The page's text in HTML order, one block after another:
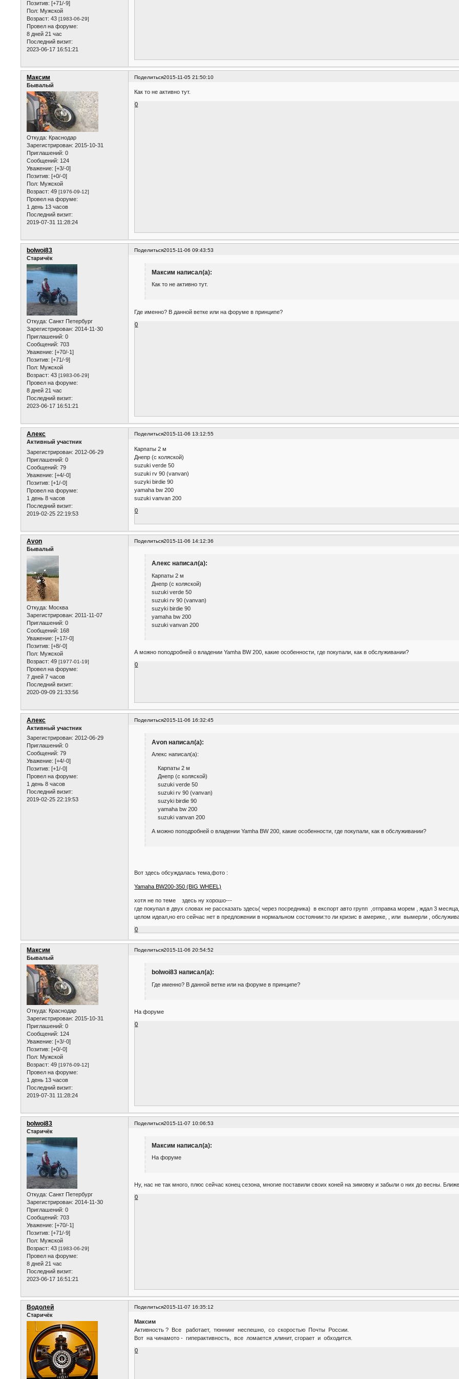
Позитив: [+71/-9]
Пол: Мужской
Возраст: 43[1983-06-29]
Провел на форуме:
8 дней 21 час
Последний визит:
2023-06-17 16:51:21
Поделиться2015-11-05 21:50:10
Максим
Бывалый
Откуда: Краснодар
Зарегистрирован: 2015-10-31
Приглашений: 0
Сообщений: 124
Уважение: [+3/-0]
Позитив: [+0/-0]
Пол: Мужской
Возраст: 49[1976-09-12]
Провел на форуме:
1 день 13 часов
Последний визит:
2019-07-31 11:28:24
Как то не активно тут.
0
Поделиться2015-11-06 09:43:53
bolwoi83
Старичёк
Откуда: Санкт Петербург
Зарегистрирован: 2014-11-30
Приглашений: 0
Сообщений: 703
Уважение: [+70/-1]
Позитив: [+71/-9]
Пол: Мужской
Возраст: 43[1983-06-29]
Провел на форуме:
8 дней 21 час
Последний визит:
2023-06-17 16:51:21
Максим написал(а):
Как то не активно тут.
Где именно? В данной ветке или на форуме в принципе?
0
Поделиться2015-11-06 13:12:55
Алекс
Активный участник
Зарегистрирован: 2012-06-29
Приглашений: 0
Сообщений: 79
Уважение: [+4/-0]
Позитив: [+1/-0]
Провел на форуме:
1 день 8 часов
Последний визит:
2019-02-25 22:19:53
Карпаты 2 м
Днепр (с коляской)
suzuki verde 50
suzuki rv 90 (vanvan)
suzyki birdie 90
yamaha bw 200
suzuki vanvan 200
0
Поделиться2015-11-06 14:12:36
Avon
Бывалый
Откуда: Москва
Зарегистрирован: 2011-11-07
Приглашений: 0
Сообщений: 168
Уважение: [+17/-0]
Позитив: [+8/-0]
Пол: Мужской
Возраст: 49[1977-01-19]
Провел на форуме:
7 дней 7 часов
Последний визит:
2020-09-09 21:33:56
Алекс написал(а):
Карпаты 2 м
Днепр (с коляской)
suzuki verde 50
suzuki rv 90 (vanvan)
suzyki birdie 90
yamaha bw 200
suzuki vanvan 200
А можно поподробней о владении Yamha BW 200, какие особенности, где покупали, как в обслуживании?
0
Поделиться2015-11-06 16:32:45
Алекс
Активный участник
Зарегистрирован: 2012-06-29
Приглашений: 0
Сообщений: 79
Уважение: [+4/-0]
Позитив: [+1/-0]
Провел на форуме:
1 день 8 часов
Последний визит:
2019-02-25 22:19:53
Avon написал(а):
Алекс написал(а):
Карпаты 2 м
Днепр (с коляской)
suzuki verde 50
suzuki rv 90 (vanvan)
suzyki birdie 90
yamaha bw 200
suzuki vanvan 200
А можно поподробней о владении Yamha BW 200, какие особенности, где покупали, как в обслуживании?
Вот здесь обсуждалась тема,фото :
Yamaha BW200-350 (BIG WHEEL)
хотя не по теме здесь ну хорошо---
где покупал в двух словах не рассказать здесь( через посредника) в експорт авто групп ,отправка морем , ждал 3
целом идеал,но его сейчас нет в предложении в нормальном состоянии:то ли кризис в америке, , или вымерли ,
0
Поделиться2015-11-06 20:54:52
Максим
Бывалый
Откуда: Краснодар
Зарегистрирован: 2015-10-31
Приглашений: 0
Сообщений: 124
Уважение: [+3/-0]
Позитив: [+0/-0]
Пол: Мужской
Возраст: 49[1976-09-12]
Провел на форуме:
1 день 13 часов
Последний визит:
2019-07-31 11:28:24
bolwoi83 написал(а):
Где именно? В данной ветке или на форуме в принципе?
На форуме
0
Поделиться2015-11-07 10:06:53
bolwoi83
Старичёк
Откуда: Санкт Петербург
Зарегистрирован: 2014-11-30
Приглашений: 0
Сообщений: 703
Уважение: [+70/-1]
Позитив: [+71/-9]
Пол: Мужской
Возраст: 43[1983-06-29]
Провел на форуме:
8 дней 21 час
Последний визит:
2023-06-17 16:51:21
Максим написал(а):
На форуме
Ну, нас не так много, плюс сейчас конец сезона, многие поставили своих коней на зимовку и забыли о них до весны.
0
Поделиться2015-11-07 16:35:12
Водолей
Старичёк
Максим
Активность ? Все работает, тюннинг неспешно, со скоростью Почты России.
Вот на чинамото - гиперактивность, все ломается ,клинит, сгорает и обходится.
0